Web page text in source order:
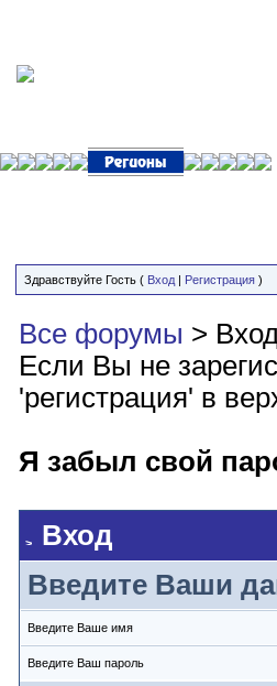
Здравствуйте Гость ( Вход | Регистрация )
Все форумы >
Если Вы не
'регистрация' в
Я забыл свой
Вход
Введите Ваши
Введите Ваше имя
Введите Ваш пароль